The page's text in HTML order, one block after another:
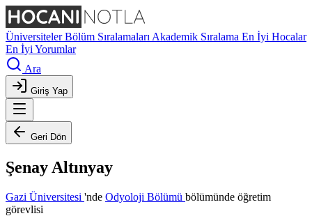
ÜniversitelerBölüm Sıralamaları Akademik Sıralama En İyi Hocalar
En İyi Yorumlar
Ara
Giriş Yap
Geri Dön
Şenay Altınyay
Gazi Üniversitesi 'nde Odyoloji Bölümü bölümünde öğretim
görevlisi